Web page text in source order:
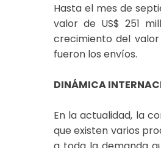
Hasta el mes de
valor de US$ 251
crecimiento del
fueron los envíos.
DINÁMICA
En la actualidad, la
que existen varios